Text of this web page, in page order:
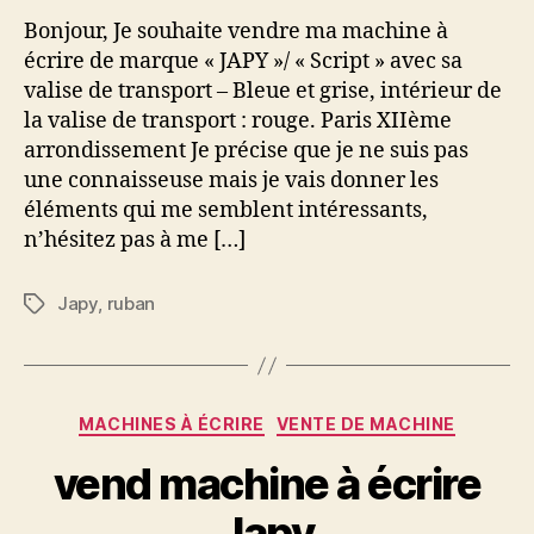
Bonjour, Je souhaite vendre ma machine à
écrire de marque « JAPY »/ « Script » avec sa
valise de transport – Bleue et grise, intérieur de
la valise de transport : rouge. Paris XIIème
arrondissement Je précise que je ne suis pas
une connaisseuse mais je vais donner les
éléments qui me semblent intéressants,
n’hésitez pas à me […]
Étiquettes
Japy, ruban
Catégories
MACHINES À ÉCRIRE VENTE DE MACHINE
vend machine à écrire